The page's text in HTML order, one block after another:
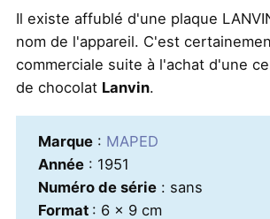
Il existe affublé d'une plaque
nom de l'appareil. C'est
commerciale suite à l'achat d'une
de chocolat Lanvin.
Marque: MAPED
Année: 1951
Numéro de série: sans
Format : 6 x 9 cm